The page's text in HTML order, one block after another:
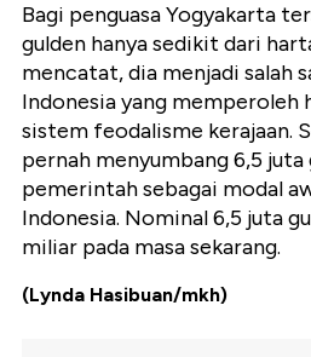
Bagi penguasa Yogyakarta
gulden hanya sedikit dari
mencatat, dia menjadi salah
Indonesia yang memperoleh
sistem feodalisme kerajaan.
pernah menyumbang 6,5 juta
pemerintah sebagai modal
Indonesia. Nominal 6,5 juta
miliar pada masa sekarang.
(Lynda Hasibuan/mkh)